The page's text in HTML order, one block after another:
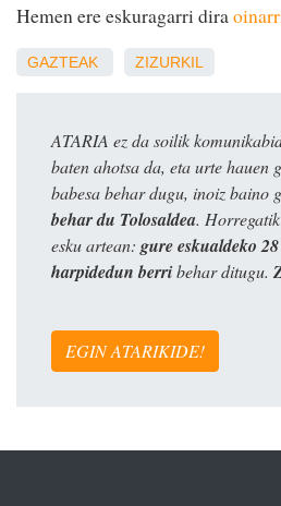
Hemen ere eskuragarri dira
GAZTEAK ZIZURKIL
ATARIA ez da soilik
baten ahotsa da, eta urte hauen
babesa behar dugu, inoiz baino
behar du Tolosaldea.
esku artean: gure eskualdeko
harpidedun berribehar ditugu.
EGIN ATARIKIDE!